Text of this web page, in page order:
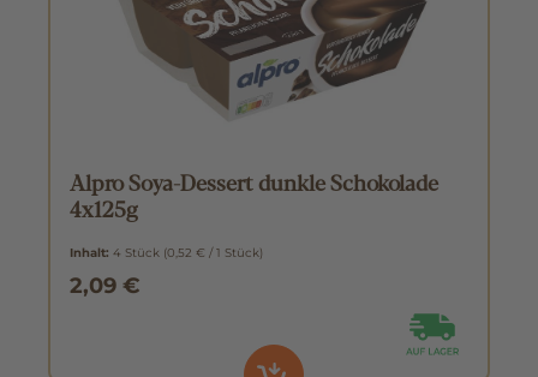
Alpro Soya-Dessert dunkle Schokolade
4x125g
Inhalt: 4 Stück (0,52 € / 1 Stück)
2,09 €